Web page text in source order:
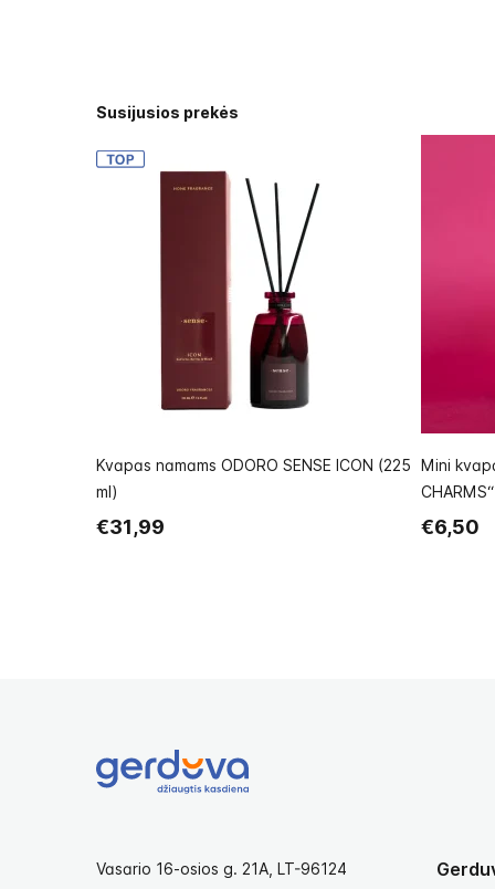
Susijusios prekės
Kvapas namams ODORO SENSE ICON (225
ml)
€31,99
Mini
CHARMS“
€6,50
Vasario 16-osios g. 21A, LT-96124